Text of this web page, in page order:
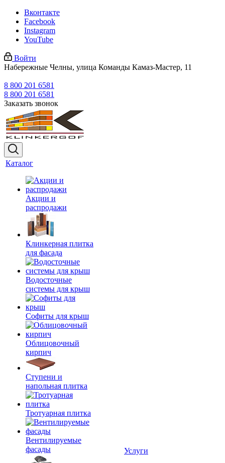
Вконтакте
Facebook
Instagram
YouTube
Войти
Набережные Челны, улица Команды Камаз-Мастер, 11
8 800 201 6581
8 800 201 6581
Заказать звонок
Каталог
Акции и
распродажи
Клинкерная плитка
для фасада
Водосточные
системы для крыш
Софиты для крыш
Облицовочный
кирпич
Ступени и
напольная плитка
Тротуарная плитка
Вентилируемые
фасады
Услуги